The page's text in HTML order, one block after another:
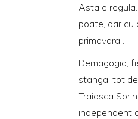
Asta e
poate, dar cu
primavara…
Demagogia,
stanga, tot
Traiasca
independent